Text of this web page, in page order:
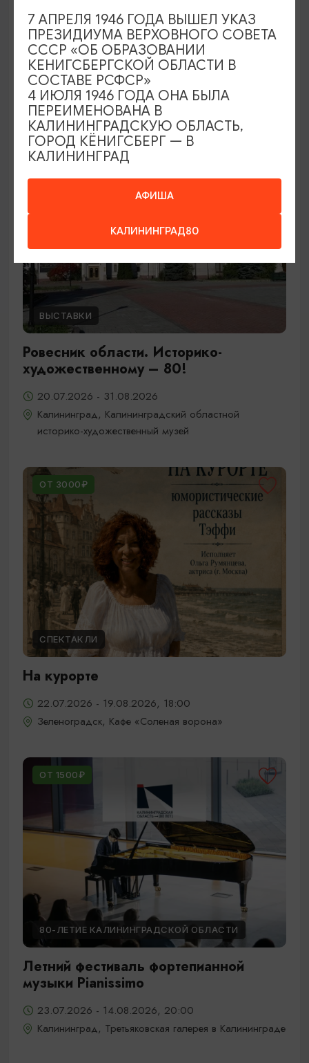
Семейный клуб выходного дня в
Морском выставочном центре
19.07.2026 - 30.08.2026, СБ 12:00, 13:00
Светлогорск, Морской выставочный центр г.
Светлогорск
ВЫСТАВКИ
Ровесник области. Историко-
художественному – 80!
20.07.2026 - 31.08.2026
Калининград, Калининградский областной
историко-художественный музей
ОТ 3000₽
СПЕКТАКЛИ
На курорте
22.07.2026 - 19.08.2026, 18:00
Зеленоградск, Кафе «Соленая ворона»
ОТ 1500₽
80-ЛЕТИЕ КАЛИНИНГРАДСКОЙ ОБЛАСТИ
Летний фестиваль фортепианной
музыки Pianissimo
23.07.2026 - 14.08.2026, 20:00
Калининград, Третьяковская галерея в Калининграде
АФИША
КАЛИНИНГРАД80
7 АПРЕЛЯ 1946 ГОДА ВЫШЕЛ УКАЗ
ПРЕЗИДИУМА ВЕРХОВНОГО СОВЕТА
СССР «ОБ ОБРАЗОВАНИИ
КЕНИГСБЕРГСКОЙ ОБЛАСТИ В
СОСТАВЕ РСФСР»
4 ИЮЛЯ 1946 ГОДА ОНА БЫЛА
ПЕРЕИМЕНОВАНА В
КАЛИНИНГРАДСКУЮ ОБЛАСТЬ,
ГОРОД КЁНИГСБЕРГ — В
КАЛИНИНГРАД